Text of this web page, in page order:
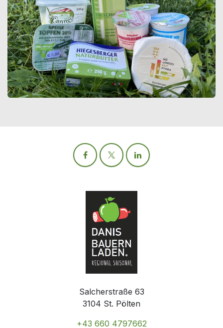
Salcherstraße 63
3104 St. Pölten
+43 660 4797662